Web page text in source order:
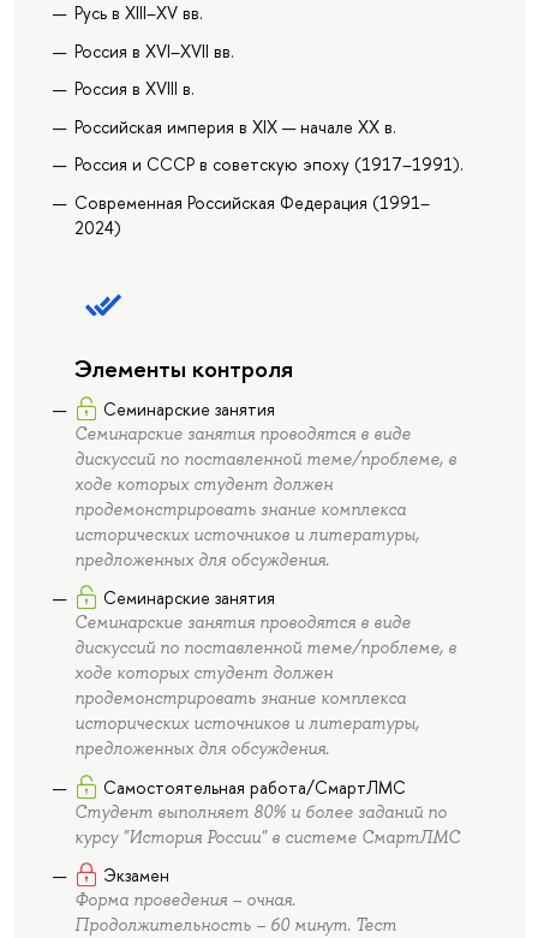
Русь в XIII–XV вв.
Россия в XVI–XVII вв.
Россия в XVIII в.
Российская империя в XIX — начале ХХ в.
Россия и СССР в советскую эпоху (1917–1991).
Современная Российская Федерация (1991–
2024)
Элементы контроля
Семинарские занятия
Семинарские занятия проводятся в виде
дискуссий по поставленной теме/проблеме, в
ходе которых студент должен
продемонстрировать знание комплекса
исторических источников и литературы,
предложенных для обсуждения.
Семинарские занятия
Семинарские занятия проводятся в виде
дискуссий по поставленной теме/проблеме, в
ходе которых студент должен
продемонстрировать знание комплекса
исторических источников и литературы,
предложенных для обсуждения.
Самостоятельная работа/СмартЛМС
Студент выполняет 80% и более заданий по
курсу "История России" в системе СмартЛМС
Экзамен
Форма проведения – очная.
Продолжительность – 60 минут. Тест